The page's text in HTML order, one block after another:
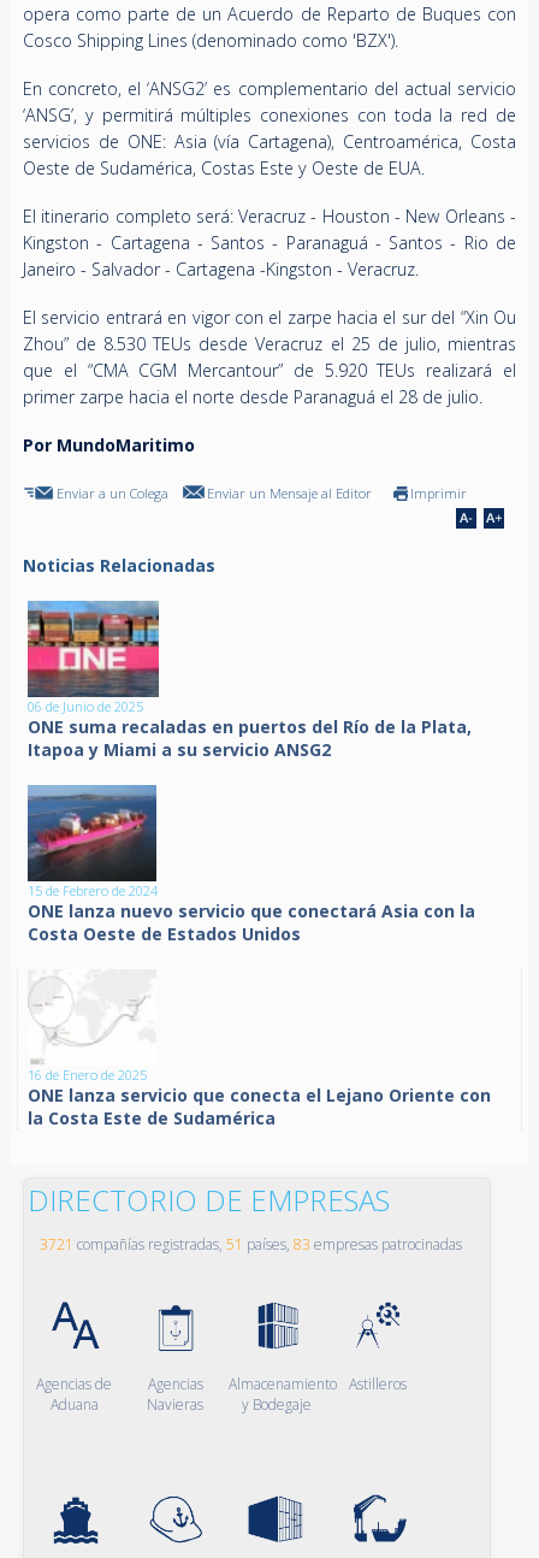
opera como parte de un Acuerdo de Reparto de Buques con
Cosco Shipping Lines (denominado como 'BZX').
En concreto, el ‘ANSG2’ es complementario del actual servicio
‘ANSG’, y permitirá múltiples conexiones con toda la red de
servicios de ONE: Asia (vía Cartagena), Centroamérica, Costa
Oeste de Sudamérica, Costas Este y Oeste de EUA.
El itinerario completo será: Veracruz - Houston - New Orleans -
Kingston - Cartagena - Santos - Paranaguá - Santos - Rio de
Janeiro - Salvador - Cartagena -Kingston - Veracruz.
El servicio entrará en vigor con el zarpe hacia el sur del “Xin Ou
Zhou” de 8.530 TEUs desde Veracruz el 25 de julio, mientras
que el “CMA CGM Mercantour” de 5.920 TEUs realizará el
primer zarpe hacia el norte desde Paranaguá el 28 de julio.
Por MundoMaritimo
Enviar a un Colega Enviar un Mensaje al Editor Imprimir
Noticias Relacionadas
06 de Junio de 2025
ONE suma recaladas en puertos del Río de la Plata,
Itapoa y Miami a su servicio ANSG2
15 de Febrero de 2024
ONE lanza nuevo servicio que conectará Asia con la
Costa Oeste de Estados Unidos
16 de Enero de 2025
ONE lanza servicio que conecta el Lejano Oriente con
la Costa Este de Sudamérica
DIRECTORIO DE EMPRESAS
3721 compañías registradas, 51 países, 83 empresas patrocinadas
Agencias de
Aduana
Agencias
Navieras
Almacenamiento
y Bodegaje
Astilleros